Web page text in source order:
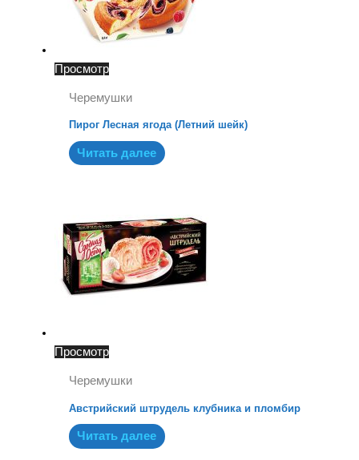
Просмотр
Черемушки
Пирог Лесная ягода (Летний шейк)
Читать далее
Просмотр
Черемушки
Австрийский штрудель клубника и пломбир
Читать далее